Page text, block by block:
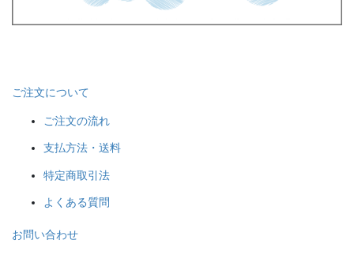
ご注文について
ご注文の流れ
支払方法・送料
特定商取引法
よくある質問
お問い合わせ